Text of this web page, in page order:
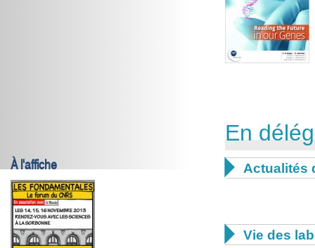
À l'affiche
En
 Actualités
 Vie des